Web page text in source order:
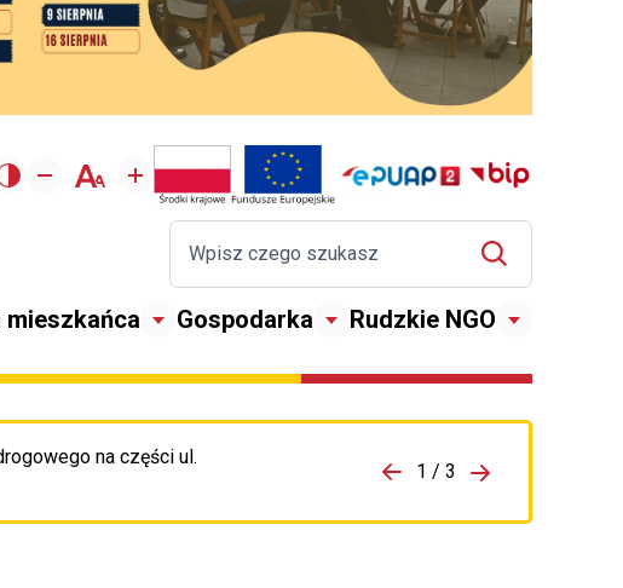
mieszkańca Gospodarka Rudzkie NGO
na części ul.
Przejdź do porzpedniego komunikatu 1 / 3
Przejdź do